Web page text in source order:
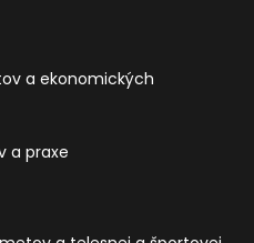
a ekonomických
a praxe